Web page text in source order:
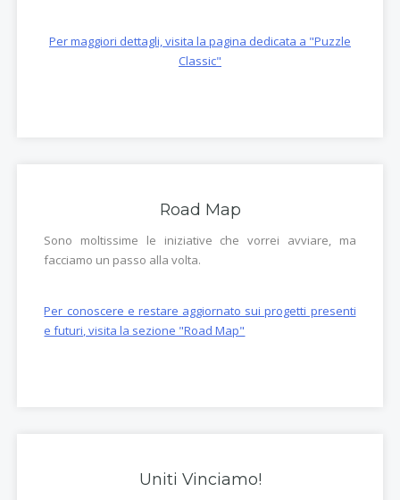
Per maggiori dettagli, visita la pagina dedicata a "Puzzle
Classic"
Road Map
Sono moltissime le iniziative che vorrei avviare, ma
facciamo un passo alla volta.
Per conoscere e restare aggiornato sui progetti presenti
e futuri, visita la sezione "Road Map"
Uniti Vinciamo!